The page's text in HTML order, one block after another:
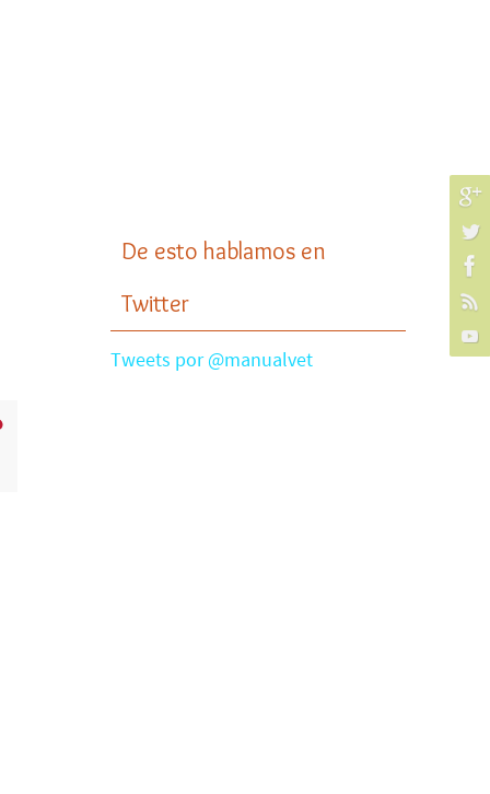
De esto hablamos en
Twitter
Tweets por @manualvet